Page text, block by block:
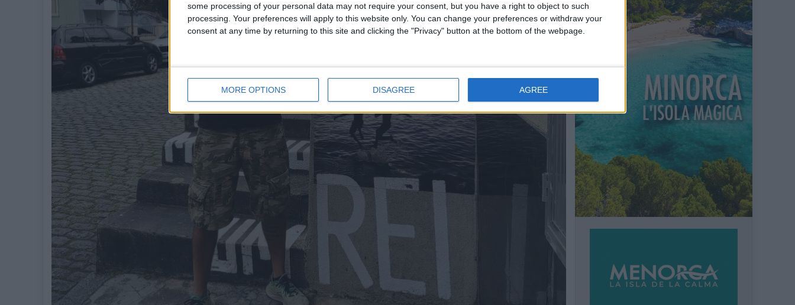
some processing of your personal data may not require your consent, but you have a right to object to such
processing. Your preferences will apply to this website only. You can change your preferences or withdraw your
consent at any time by returning to this site and clicking the "Privacy" button at the bottom of the webpage.
MORE OPTIONS DISAGREE AGREE